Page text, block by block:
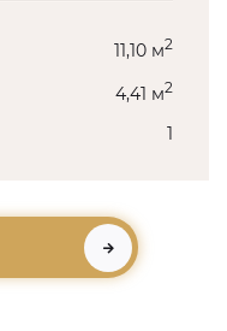
11,10 м2
4,41 м2
1